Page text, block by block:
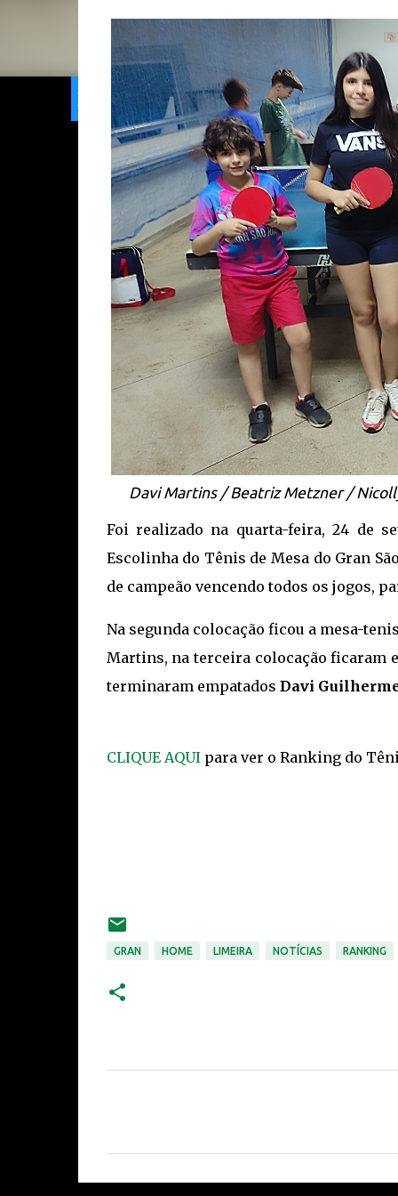
Home Limeira Gran Ranking
Davi Martins / Beatriz Metzner /
Foi realizado na quarta-feira, 24 de
Escolinha do Tênis de Mesa do Gran
de campeão vencendo todos os jogos,
Na segunda colocação ficou a mesa-
Martins, na terceira colocação ficaram
terminaram empatados Davi
CLIQUE AQUIpara ver o Ranking do
GRAN HOME LIMEIRA NOTÍCIAS RANKING
e
n